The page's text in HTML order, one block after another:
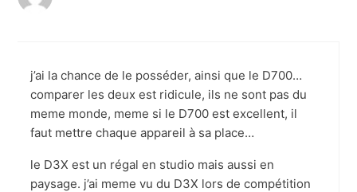
j’ai la chance de le posséder, ainsi que le D700…
comparer les deux est ridicule, ils ne sont pas du
meme monde, meme si le D700 est excellent, il
faut mettre chaque appareil à sa place…
le D3X est un régal en studio mais aussi en
paysage. j’ai meme vu du D3X lors de compétition